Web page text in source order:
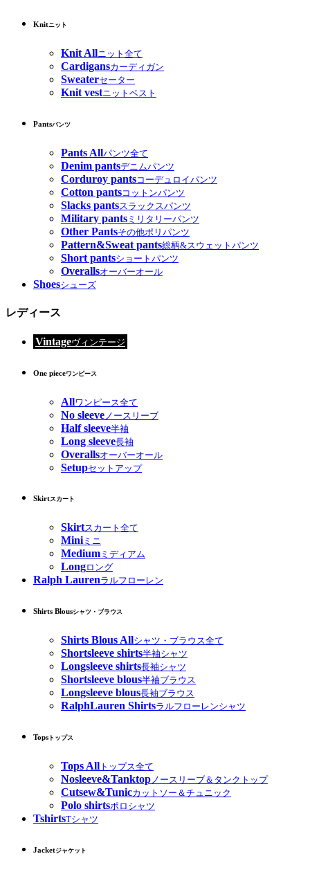
Knitニット
Knit Allニット全て
Cardigansカーディガン
Sweaterセーター
Knit vestニットベスト
Pantsパンツ
Pants Allパンツ全て
Denim pantsデニムパンツ
Corduroy pantsコーデュロイパンツ
Cotton pantsコットンパンツ
Slacks pantsスラックスパンツ
Military pants ミリタリーパンツ
Other Pantsその他ポリパンツ
Pattern&Sweat pants総柄&スウェットパンツ
Short pantsショートパンツ
Overallsオーバーオール
Shoesシューズ
レディース
Vintageヴィンテージ
One pieceワンピース
Allワンピース全て
No sleeve ノースリーブ
Half sleeve半袖
Long sleeve長袖
Overallsオーバーオール
Setupセットアップ
Skirtスカート
Skirtスカート全て
Miniミニ
Medium ミディアム
Longロング
Ralph Laurenラルフローレン
Shirts Blousシャツ・ブラウス
Shirts Blous Allシャツ・ブラウス全て
Shortsleeve shirts半袖シャツ
Longsleeve shirts長袖シャツ
Shortsleeve blous半袖ブラウス
Longsleeve blous長袖ブラウス
RalphLauren Shirtsラルフローレンシャツ
Tops トップス
Tops All トップス全て
Nosleeve&Tanktopノースリーブ＆タンクトップ
Cutsew&Tunicカットソー＆チュニック
Polo shirtsポロシャツ
TshirtsTシャツ
Jacketジャケット